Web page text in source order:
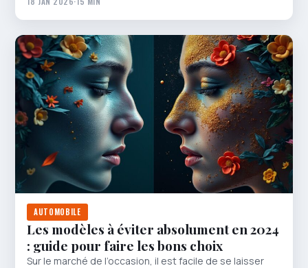
AUTOMOBILE
Les modèles à éviter absolument en 2024
: guide pour faire les bons choix
Sur le marché de l’occasion, il est facile de se laisser